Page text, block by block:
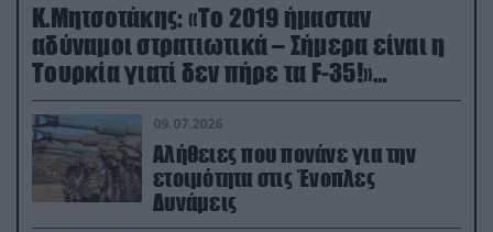
Κ.Μητσοτάκης: «Το 2019 ήμασταν
αδύναμοι στρατιωτικά – Σήμερα είναι η
Τουρκία γιατί δεν πήρε τα F-35!»
(βίντεο)
09.07.2026
Αλήθειες που πονάνε για την
ετοιμότητα στις Ένοπλες
Δυνάμεις